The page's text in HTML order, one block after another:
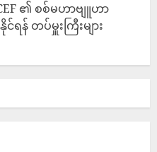
၏ စစ်မဟာဗျူဟာ
ရန် တပ်မှူးကြီးများ